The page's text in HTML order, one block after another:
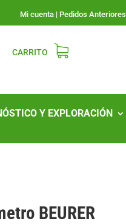
Mi cuenta | Pedidos Anteriores
CARRITO
Y EXPLORACIÓN
BEURER